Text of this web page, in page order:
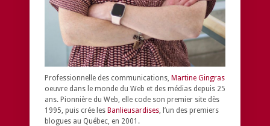
Professionnelle des communications, Martine Gingras
oeuvre dans le monde du Web et des médias depuis 25
ans. Pionnière du Web, elle code son premier site dès
1995, puis crée les Banlieusardises , l’un des premiers
blogues au Québec, en 2001.